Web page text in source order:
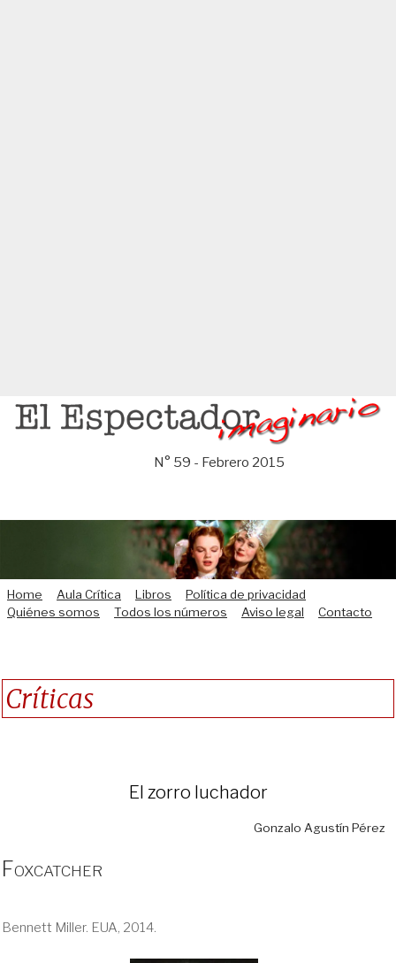
Saltar
N° 59 - Febrero 2015
Home Aula Crítica Libros
Política de privacidad
Quiénes somos
Todos los números Aviso legal Contacto
Críticas
El zorro luchador
Gonzalo Agustín Pérez
Foxcatcher
Bennett Miller. EUA, 2014.